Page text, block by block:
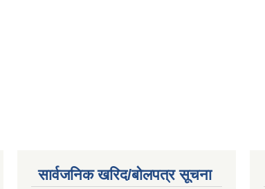
सार्वजनिक खरिद/बोलपत्र सूचना